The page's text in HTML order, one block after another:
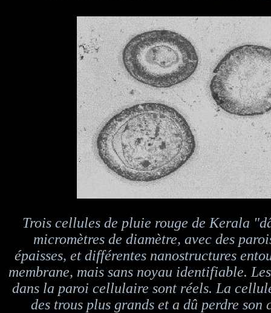
Trois cellules de pluie rouge de Kerala
micromètres de diamètre, avec des
épaisses, et différentes nanostructures
membrane, mais sans noyau identifiable.
dans la paroi cellulaire sont réels. La
des trous plus grands et a dû perdre son